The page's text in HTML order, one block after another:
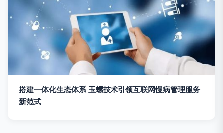
搭建一体化生态体系 玉螺技术引领互联网慢病管理服务
新范式